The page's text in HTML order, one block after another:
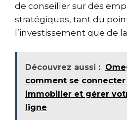
de conseiller sur des
stratégiques, tant du
l’investissement que de
Découvrez aussi :
comment se
immobilier et gérer
ligne